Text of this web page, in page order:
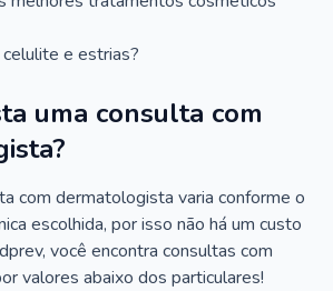
e estrias?
uma consulta com
com dermatologista varia conforme o
escolhida, por isso não há um custo
você encontra consultas com
valores abaixo dos particulares!